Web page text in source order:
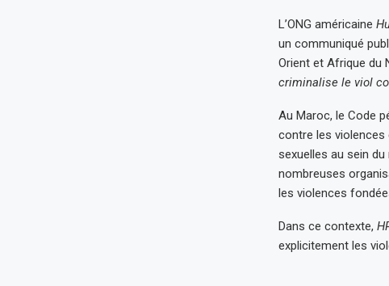
L’ONG américaine
un communiqué
Orient et Afrique du
criminalise le viol
Au Maroc, le Code
contre les
sexuelles au sein du
nombreuses
les violences
Dans ce contexte,
explicitement les